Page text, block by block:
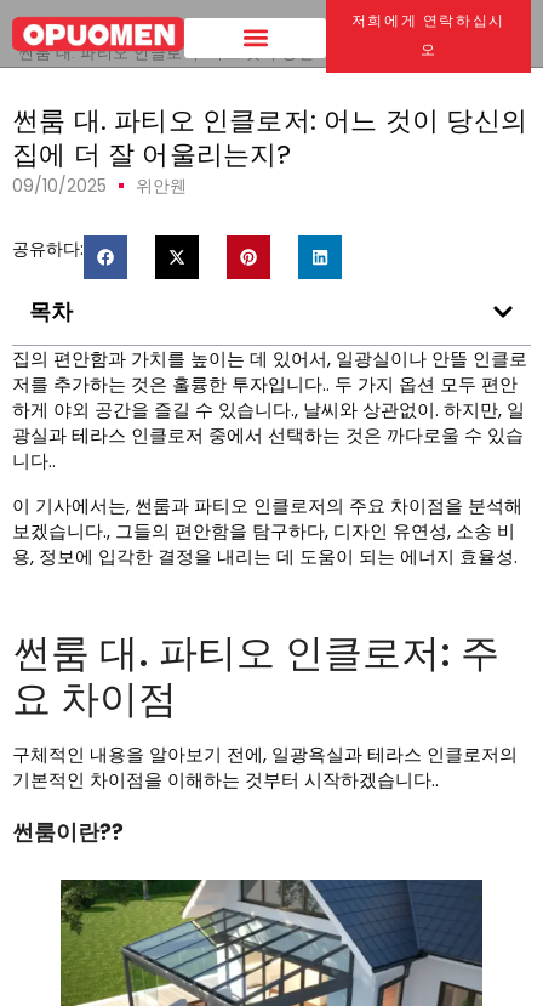
저희에게 연락하십시
오
집 >
썬룸 대. 파티오 인클로저: 어느 것이 당신의 집에 더 잘 어울리는지?
썬룸 대. 파티오 인클로저: 어느 것이 당신의
집에 더 잘 어울리는지?
09/10/2025 위안웬
공유하다:
목차
집의 편안함과 가치를 높이는 데 있어서, 일광실이나 안뜰 인클로
저를 추가하는 것은 훌륭한 투자입니다.. 두 가지 옵션 모두 편안
하게 야외 공간을 즐길 수 있습니다., 날씨와 상관없이. 하지만, 일
광실과 테라스 인클로저 중에서 선택하는 것은 까다로울 수 있습
니다..
이 기사에서는, 썬룸과 파티오 인클로저의 주요 차이점을 분석해
보겠습니다., 그들의 편안함을 탐구하다, 디자인 유연성, 소송 비
용, 정보에 입각한 결정을 내리는 데 도움이 되는 에너지 효율성.
썬룸 대. 파티오 인클로저: 주
요 차이점
구체적인 내용을 알아보기 전에, 일광욕실과 테라스 인클로저의
기본적인 차이점을 이해하는 것부터 시작하겠습니다..
썬룸이란??